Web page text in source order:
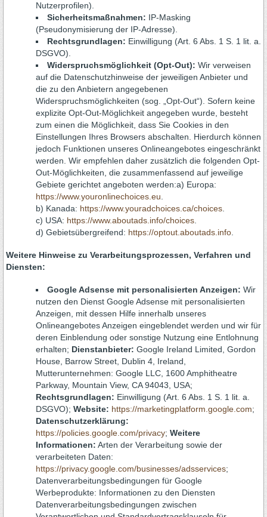
Nutzerprofilen).
Sicherheitsmaßnahmen: IP-Masking
(Pseudonymisierung der IP-Adresse).
Rechtsgrundlagen: Einwilligung (Art. 6 Abs. 1 S. 1 lit. a.
DSGVO).
Widerspruchsmöglichkeit (Opt-Out): Wir verweisen
auf die Datenschutzhinweise der jeweiligen Anbieter und
die zu den Anbietern angegebenen
Widerspruchsmöglichkeiten (sog. „Opt-Out“). Sofern keine
explizite Opt-Out-Möglichkeit angegeben wurde, besteht
zum einen die Möglichkeit, dass Sie Cookies in den
Einstellungen Ihres Browsers abschalten. Hierdurch können
jedoch Funktionen unseres Onlineangebotes eingeschränkt
werden. Wir empfehlen daher zusätzlich die folgenden Opt-
Out-Möglichkeiten, die zusammenfassend auf jeweilige
Gebiete gerichtet angeboten werden:a) Europa:
https://www.youronlinechoices.eu
b) Kanada: https://www.youradchoices.ca/choices
c) USA: https://www.aboutads.info/choices
d) Gebietsübergreifend: https://optout.aboutads.info
Weitere Hinweise zu Verarbeitungsprozessen, Verfahren und
Diensten:
Google Adsense mit personalisierten Anzeigen: Wir
nutzen den Dienst Google Adsense mit personalisierten
Anzeigen, mit dessen Hilfe innerhalb unseres
Onlineangebotes Anzeigen eingeblendet werden und wir für
deren Einblendung oder sonstige Nutzung eine Entlohnung
erhalten; Dienstanbieter: Google Ireland Limited, Gordon
House, Barrow Street, Dublin 4, Ireland,
Mutterunternehmen: Google LLC, 1600 Amphitheatre
Parkway, Mountain View, CA 94043, USA;
Rechtsgrundlagen: Einwilligung (Art. 6 Abs. 1 S. 1 lit. a.
DSGVO); Website: https://marketingplatform.google.com;
Datenschutzerklärung:
https://policies.google.com/privacy; Weitere
Informationen: Arten der Verarbeitung sowie der
verarbeiteten Daten:
https://privacy.google.com/businesses/adsservices;
Datenverarbeitungsbedingungen für Google
Werbeprodukte: Informationen zu den Diensten
Datenverarbeitungsbedingungen zwischen